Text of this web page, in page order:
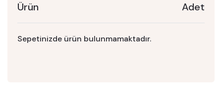
Ürün Adet
Sepetinizde ürün bulunmamaktadır.